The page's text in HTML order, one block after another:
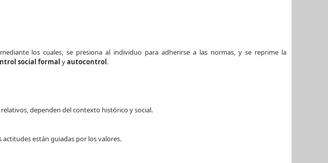
los cuales, se presiona al individuo para adherirse a las normas, y se reprime la
social formal yautocontrol.
dependen del contexto histórico y social.
están guiadas por los valores.